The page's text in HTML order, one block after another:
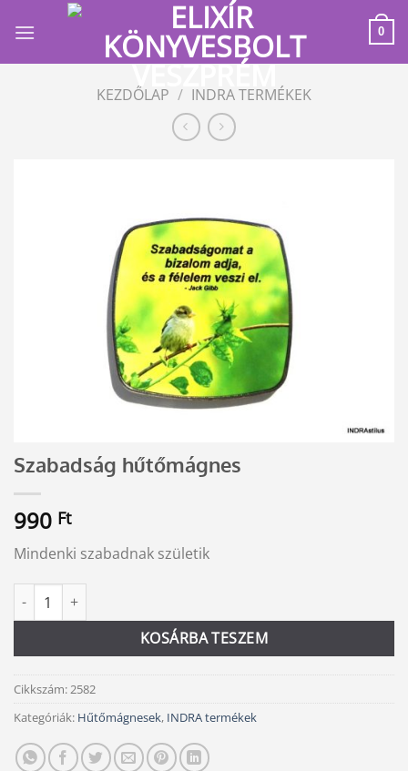
0
KEZDŐLAP / INDRA TERMÉKEK
Szabadság hűtőmágnes
990 Ft
Mindenki szabadnak születik
Szabadság hűtőmágnes mennyiség
KOSÁRBA TESZEM
Alternative:
Cikkszám:2582
Kategóriák: Hűtőmágnesek, INDRA termékek